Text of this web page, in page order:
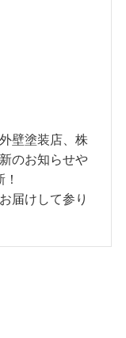
壁塗装店、株
のお知らせや
届けして参り